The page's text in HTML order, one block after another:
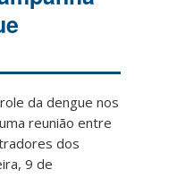
da dengue nos
reunião entre
dos
9 de